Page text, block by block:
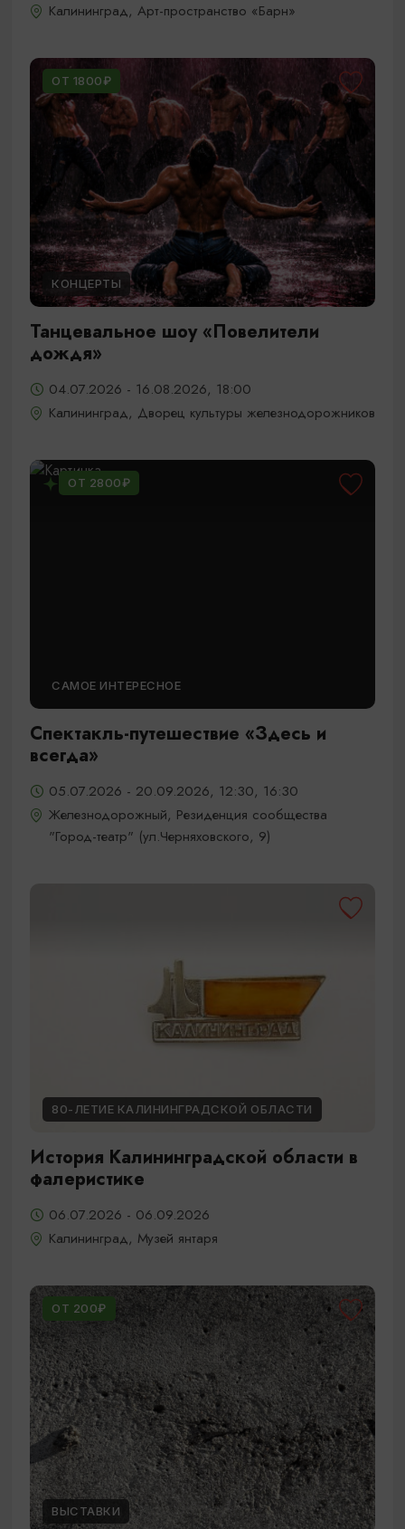
Калининград, Арт-пространство «Барн»
ОТ 1800₽
КОНЦЕРТЫ
Танцевальное шоу «Повелители
дождя»
04.07.2026 - 16.08.2026, 18:00
Калининград, Дворец культуры железнодорожников
ОТ 2800₽
САМОЕ ИНТЕРЕСНОЕ
Спектакль-путешествие «Здесь и
всегда»
05.07.2026 - 20.09.2026, 12:30, 16:30
Железнодорожный, Резиденция сообщества
"Город-театр" (ул.Черняховского, 9)
80-ЛЕТИЕ КАЛИНИНГРАДСКОЙ ОБЛАСТИ
История Калининградской области в
фалеристике
06.07.2026 - 06.09.2026
Калининград, Музей янтаря
ОТ 200₽
ВЫСТАВКИ